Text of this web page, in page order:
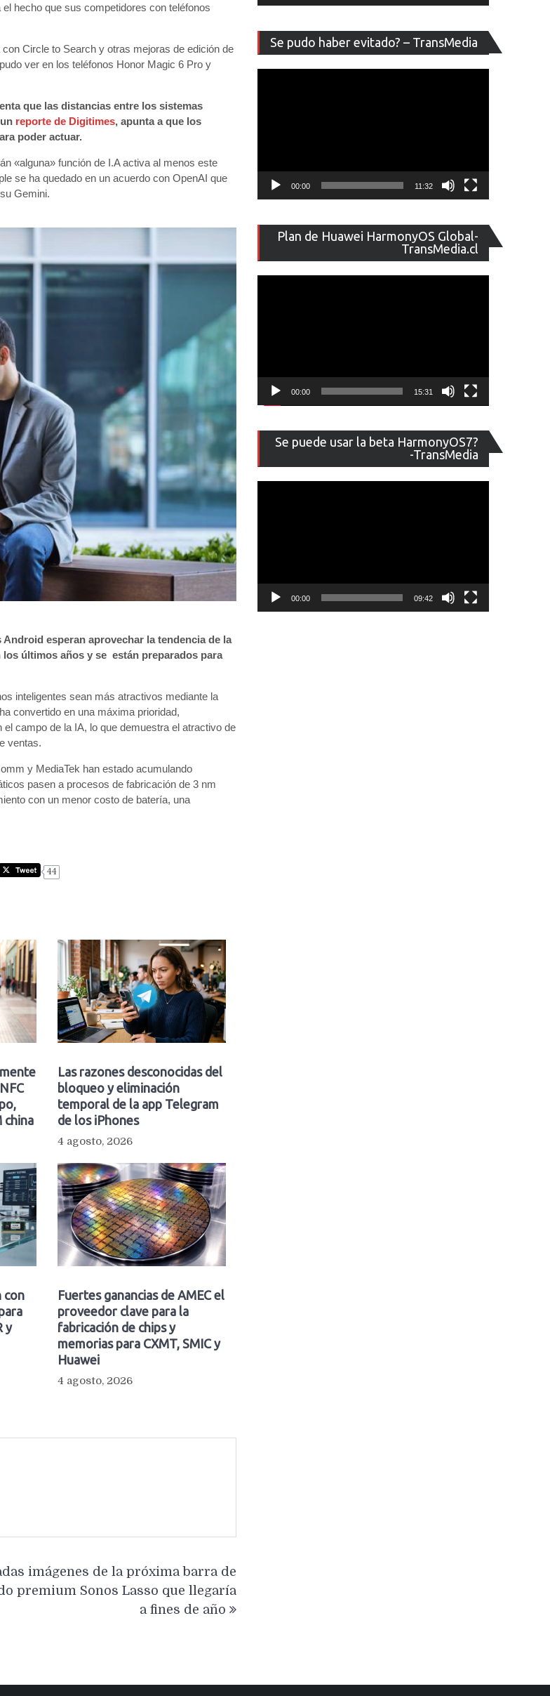
hecho que sus competidores con teléfonos
Circle to Search y otras mejoras de edición de
ver en los teléfonos Honor Magic 6 Pro y
que las distancias entre los sistemas
reporte de Digitimes, apunta a que los
poder actuar.
«alguna» función de I.A activa al menos este
se ha quedado en un acuerdo con OpenAI que
Gemini.
esperan aprovechar la tendencia de la
últimos años y se están preparados para
inteligentes sean más atractivos mediante la
convertido en una máxima prioridad,
campo de la IA, lo que demuestra el atractivo de
ventas.
y MediaTek han estado acumulando
pasen a procesos de fabricación de 3 nm
con un menor costo de batería, una
44
china
Las razones desconocidas del
bloqueo y eliminación
temporal de la app Telegram
de los iPhones
4 agosto, 2026
con
y
Fuertes ganancias de AMEC el
proveedor clave para la
fabricación de chips y
memorias para CXMT, SMIC y
Huawei
4 agosto, 2026
imágenes de la próxima barra de
premium Sonos Lasso que llegaría
a fines de año
Se pudo haber evitado? – TransMedia
de
vídeo
00:00 11:32
Plan de Huawei HarmonyOS Global-
TransMedia.cl
de
vídeo
00:00 15:31
Se puede usar la beta HarmonyOS7?
-TransMedia
de
vídeo
00:00 09:42